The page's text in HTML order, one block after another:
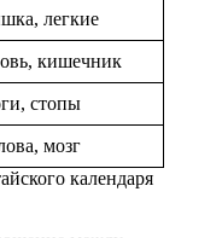
легкие
кишечник
стопы
мозг
календаря